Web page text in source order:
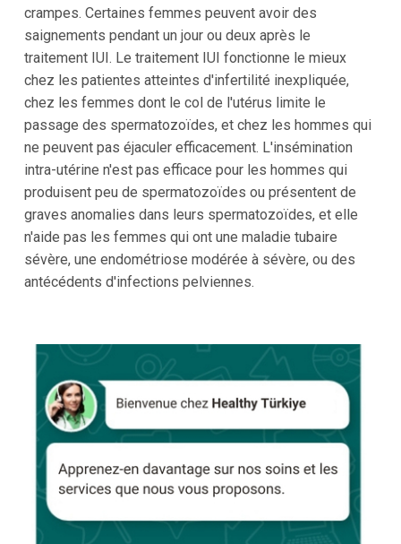
crampes. Certaines femmes peuvent avoir des
saignements pendant un jour ou deux après le
traitement IUI. Le traitement IUI fonctionne le mieux
chez les patientes atteintes d'infertilité inexpliquée,
chez les femmes dont le col de l'utérus limite le
passage des spermatozoïdes, et chez les hommes qui
ne peuvent pas éjaculer efficacement. L'insémination
intra-utérine n'est pas efficace pour les hommes qui
produisent peu de spermatozoïdes ou présentent de
graves anomalies dans leurs spermatozoïdes, et elle
n'aide pas les femmes qui ont une maladie tubaire
sévère, une endométriose modérée à sévère, ou des
antécédents d'infections pelviennes.